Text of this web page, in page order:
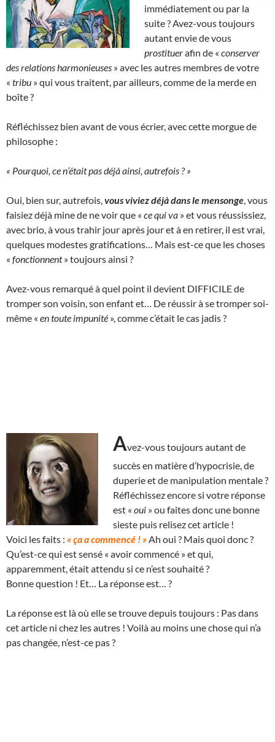
immédiatement ou par la
suite ? Avez-vous toujours
autant envie de vous
prostituerafin de « conserver
des relations harmonieuses » avec les autres membres de votre
« tribu » qui vous traitent, par ailleurs, comme de la merde en
boîte ?
Réfléchissez bien avant de vous écrier, avec cette morgue de
philosophe :
« Pourquoi, ce n’était pas déjà ainsi, autrefois ? »
Oui, bien sur, autrefois, vous viviez déjà dans le mensonge , vous
faisiez déjà mine de ne voir que « ce qui va » et vous réussissiez,
avec brio, à vous trahir jour après jour et à en retirer, il est vrai,
quelques modestes gratifications… Mais est-ce que les choses
« fonctionnent» toujours ainsi ?
Avez-vous remarqué à quel point il devient DIFFICILE de
tromper son voisin, son enfant et… De réussir à se tromper soi-
même « en toute impunité », comme c’était le cas jadis ?
Avez-vous toujours autant de
succès en matière d’hypocrisie, de
duperie et de manipulation mentale ?
Réfléchissez encore si votre réponse
est « oui » ou faites donc une bonne
sieste puis relisez cet article !
Voici les faits : « ça a commencé ! » Ah oui ? Mais quoi donc ?
Qu’est-ce qui est sensé « avoir commencé » et qui,
apparemment, était attendu si ce n’est souhaité ?
Bonne question ! Et… La réponse est… ?
La réponse est là où elle se trouve depuis toujours : Pas dans
cet article ni chez les autres ! Voilà au moins une chose qui n’a
pas changée, n’est-ce pas ?